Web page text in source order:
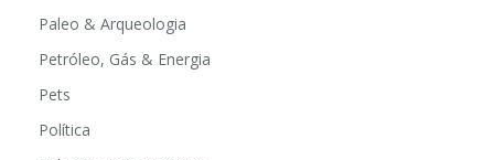
Paleo & Arqueologia
Petróleo, Gás & Energia
Pets
Política